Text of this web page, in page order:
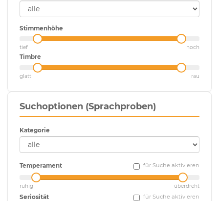
Stimmenhöhe
tief hoch
Timbre
glatt rau
Suchoptionen (Sprachproben)
Kategorie
Temperament für Suche aktivieren
ruhig überdreht
Seriosität für Suche aktivieren